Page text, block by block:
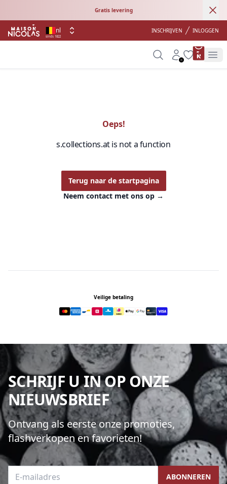
Gratis levering
sinds 1822
nl INSCHRIJVEN INLOGGEN
SearchAccount
Wishlist
Oeps!
s.collections.at is not a function
Terug naar de startpagina
Neem contact met ons op →
Veilige betaling
SCHRIJF U IN OP ONZE
NIEUWSBRIEF
Ontvang als eerste onze promoties,
flashverkopen en favorieten!
E-mailadres ABONNEREN